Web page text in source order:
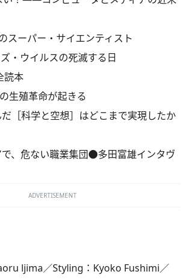
スーパー・サイエンティスト
・ウイルスの死滅する日
読本
生殖革命が起きる
［科学と空想］はどこまで実現したか
、危ない職業集団●多田富雄インタヴ
ADVERTISEMENT
ljima／Styling：Kyoko Fushimi／